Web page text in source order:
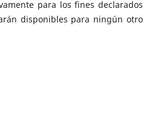
para los fines declarados
disponibles para ningún otro